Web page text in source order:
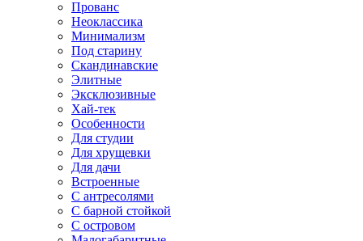
Прованс
Неоклассика
Минимализм
Под старину
Скандинавские
Элитные
Эксклюзивные
Хай-тек
Особенности
Для студии
Для хрущевки
Для дачи
Встроенные
С антресолями
С барной стойкой
С островом